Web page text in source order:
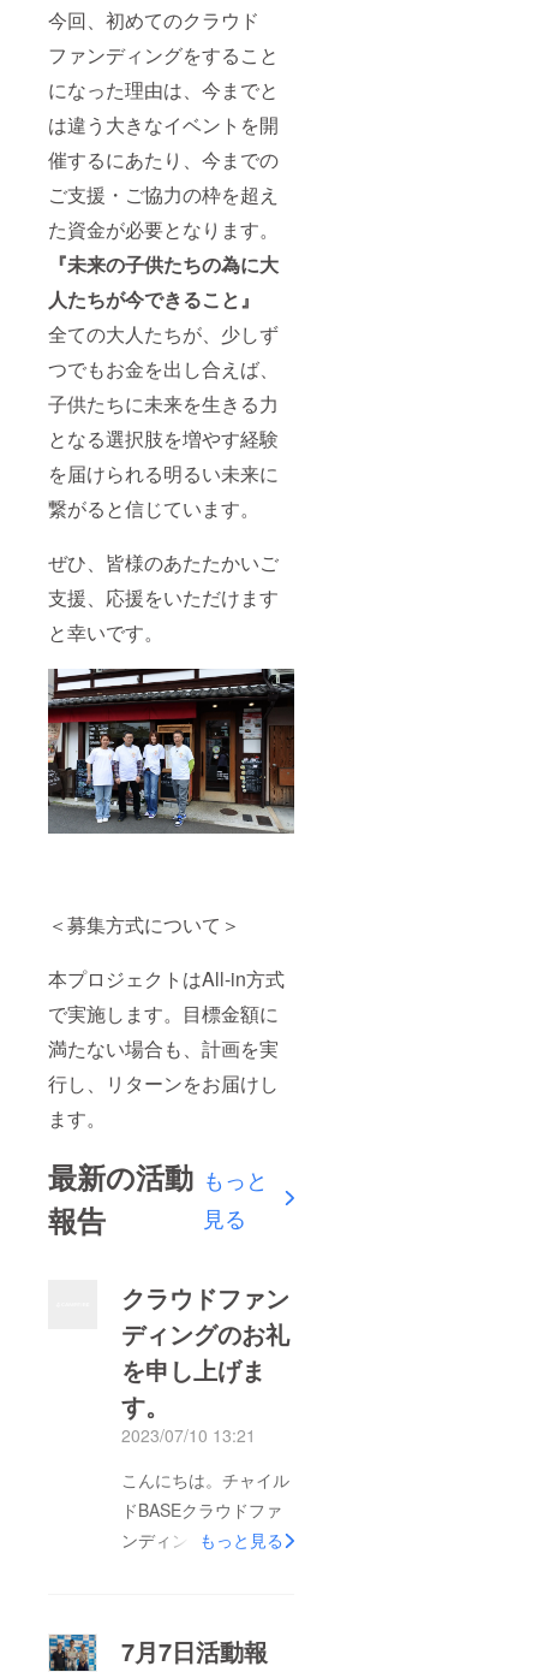
今回、初めてのクラウド
ファンディングをすること
になった理由は、今までと
は違う大きなイベントを開
催するにあたり、今までの
ご支援・ご協力の枠を超え
た資金が必要となります。
『未来の子供たちの為に大
人たちが今できること』
全ての大人たちが、少しず
つでもお金を出し合えば、
子供たちに未来を生きる力
となる選択肢を増やす経験
を届けられる明るい未来に
繋がると信じています。
ぜひ、皆様のあたたかいご
支援、応援をいただけます
と幸いです。
＜募集方式について＞
本プロジェクトはAll-in方式
で実施します。目標金額に
満たない場合も、計画を実
行し、リターンをお届けし
ます。
最新の活動
報告
もっと
見る
クラウドファン
ディングのお礼
を申し上げま
す。
2023/07/10 13:21
こんにちは。チャイル
ドBASEクラウドファ
ンディング担当の奥田
ファンディングは、7
もっと見る
7月7日活動報